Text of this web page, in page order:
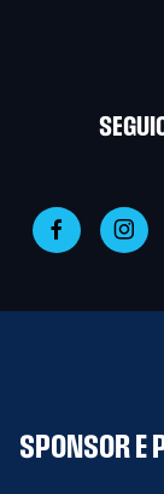
SPONSOR E